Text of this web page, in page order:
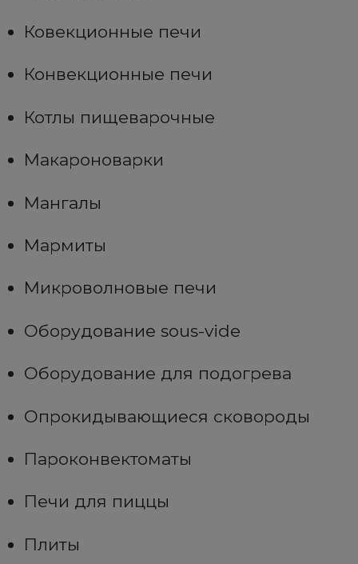
Ковекционные печи
Конвекционные печи
Котлы пищеварочные
Макароноварки
Мангалы
Мармиты
Микроволновые печи
Оборудование sous-vide
Оборудование для подогрева
Опрокидывающиеся сковороды
Пароконвектоматы
Печи для пиццы
Плиты